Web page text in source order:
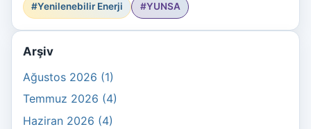
#Yenilenebilir Enerji #YUNSA
Arşiv
Ağustos 2026 (1)
Temmuz 2026 (4)
Haziran 2026 (4)